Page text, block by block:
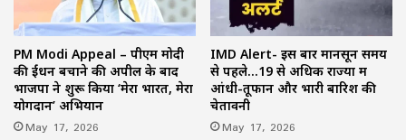
PM Modi Appeal – पीएम मोदी
की ईंधन बचाने की अपील के बाद
भाजपा ने शुरू किया ‘मेरा भारत, मेरा
योगदान’ अभियान
May 17, 2026
IMD Alert- इस बार मानसून समय
से पहले…19 से अधिक राज्यों में
आंधी-तूफान और भारी बारिश की
चेतावनी
May 17, 2026